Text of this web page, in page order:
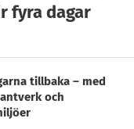
fyra dagar
tillbaka – med
och